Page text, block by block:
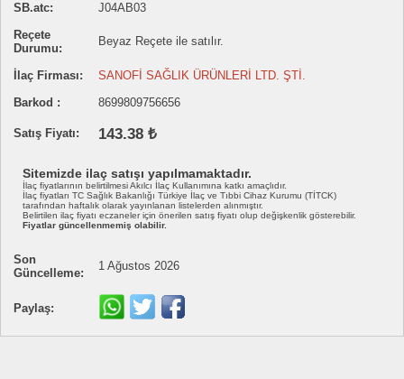
SB.atc:
J04AB03
Reçete
Durumu:
Beyaz Reçete ile satılır.
İlaç Firması:
SANOFİ SAĞLIK ÜRÜNLERİ LTD. ŞTİ.
Barkod :
8699809756656
Satış Fiyatı: 143.38 ₺
Sitemizde ilaç satışı yapılmamaktadır.
İlaç fiyatlarının belirtilmesi Akılcı İlaç Kullanımına katkı amaçlıdır.
İlaç fiyatları TC Sağlık Bakanlığı Türkiye İlaç ve Tıbbi Cihaz Kurumu (TİTCK)
tarafından haftalık olarak yayınlanan listelerden alınmıştır.
Belirtilen ilaç fiyatı eczaneler için önerilen satış fiyatı olup değişkenlik gösterebilir.
Fiyatlar güncellenmemiş olabilir.
Son
Güncelleme:
1 Ağustos 2026
Paylaş: